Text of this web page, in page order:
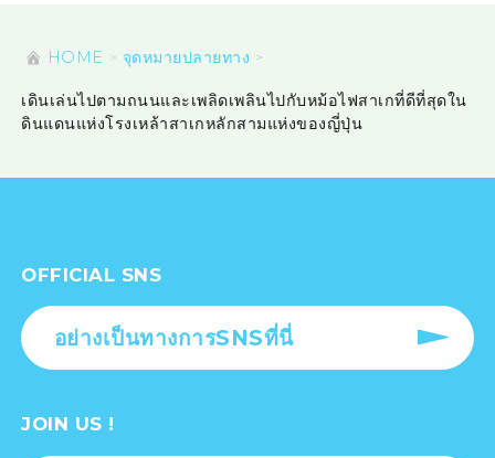
HOME จุดหมายปลายทาง
เดินเล่นไปตามถนนและเพลิดเพลินไปกับหม้อไฟสาเกที่ดีที่สุดใน
ดินแดนแห่งโรงเหล้าสาเกหลักสามแห่งของญี่ปุ่น
OFFICIAL SNS
อย่างเป็นทางการSNSที่นี่
JOIN US !